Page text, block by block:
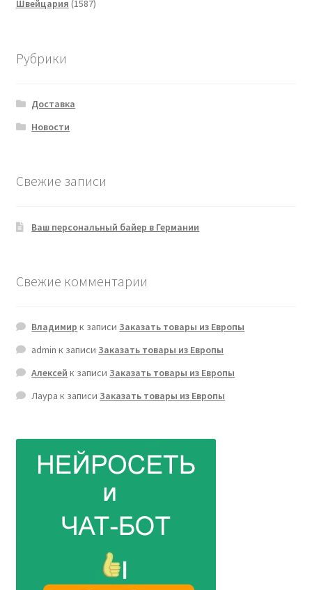
Швейцария 15871587
Рубрики
Доставка
Новости
Свежие записи
Ваш персональный байер в Германии
Свежие комментарии
Владимир к записиЗаказать товары из Европы
admin к записиЗаказать товары из Европы
Алексей к записиЗаказать товары из Европы
Лаура к записиЗаказать товары из Европы